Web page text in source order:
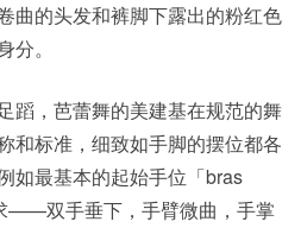
曲的头发和裤脚下露出的粉红色
。
蹈，芭蕾舞的美建基在规范的舞
和标准，细致如手脚的摆位都各
如最基本的起始手位「bras
——双手垂下，手臂微曲，手掌